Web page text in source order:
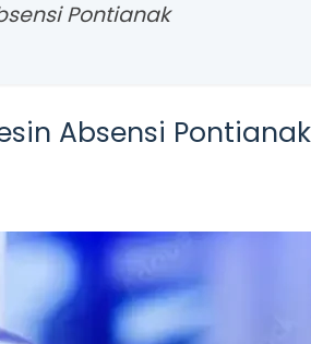
Pontianak
Absensi Pontianak